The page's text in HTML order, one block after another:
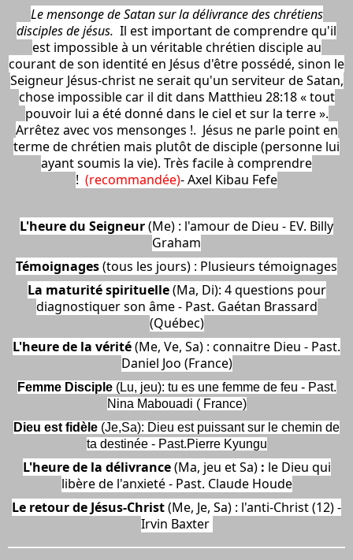
Le mensonge de Satan sur la délivrance des chrétiens
disciples de jésus. Il est important de comprendre qu'il
est impossible à un véritable chrétien disciple au
courant de son identité en Jésus d'être possédé, sinon le
Seigneur Jésus-christ ne serait qu'un serviteur de Satan,
chose impossible car il dit dans Matthieu 28:18 « tout
pouvoir lui a été donné dans le ciel et sur la terre ».
Arrêtez avec vos mensonges !. Jésus ne parle point en
terme de chrétien mais plutôt de disciple (personne lui
ayant soumis la vie). Très facile à comprendre
! (recommandée)- Axel Kibau Fefe
L'heure du Seigneur(Me) : l'amour de Dieu - EV. Billy
Graham
Témoignages(tous les jours) : Plusieurs témoignages
La maturité spirituelle(Ma, Di): 4 questions pour
diagnostiquer son âme - Past. Gaétan Brassard
(Québec)
L'heure de la vérité(Me, Ve, Sa) : connaitre Dieu - Past.
Daniel Joo (France)
Femme Disciple(Lu, jeu): tu es une femme de feu - Past.
Nina Mabouadi ( France)
Dieu est fidèle (Je,Sa): Dieu est puissant sur le chemin de
ta destinée - Past.Pierre Kyungu
L'heure de la délivrance(Ma, jeu et Sa): le Dieu qui
libère de l'anxieté - Past. Claude Houde
Le retour de Jésus-Christ(Me, Je, Sa) : l'anti-Christ (12) -
Irvin Baxter